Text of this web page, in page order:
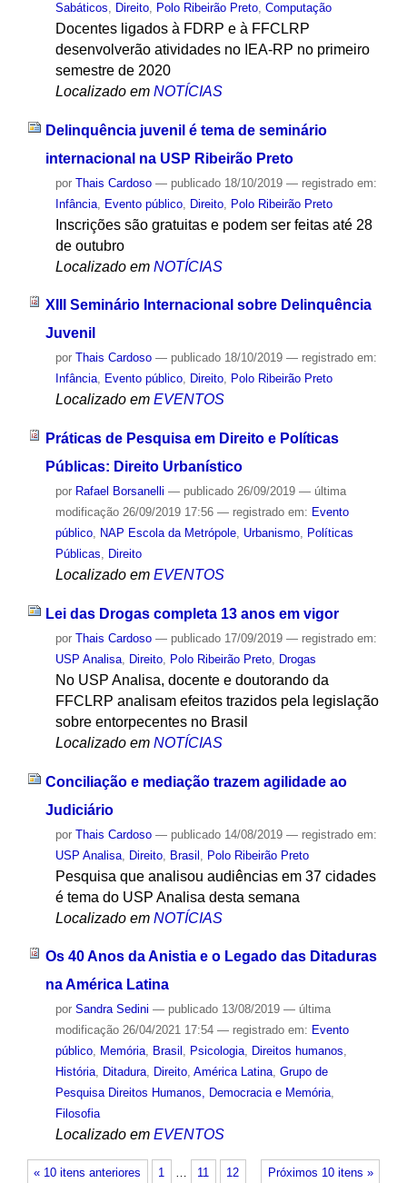
Sabáticos, Direito, Polo Ribeirão Preto, Computação
Docentes ligados à FDRP e à FFCLRP
desenvolverão atividades no IEA-RP no primeiro
semestre de 2020
Localizado em NOTÍCIAS
Delinquência juvenil é tema de seminário
internacional na USP Ribeirão Preto
por Thais Cardoso — publicado18/10/2019 — registrado em:
Infância, Evento público, Direito, Polo Ribeirão Preto
Inscrições são gratuitas e podem ser feitas até 28
de outubro
Localizado em NOTÍCIAS
XIII Seminário Internacional sobre Delinquência
Juvenil
por Thais Cardoso — publicado18/10/2019 — registrado em:
Infância, Evento público, Direito, Polo Ribeirão Preto
Localizado em EVENTOS
Práticas de Pesquisa em Direito e Políticas
Públicas: Direito Urbanístico
por Rafael Borsanelli — publicado26/09/2019 — última
modificação26/09/2019 17:56 — registrado em: Evento
público, NAP Escola da Metrópole, Urbanismo, Políticas
Públicas, Direito
Localizado em EVENTOS
Lei das Drogas completa 13 anos em vigor
por Thais Cardoso — publicado17/09/2019 — registrado em:
USP Analisa, Direito, Polo Ribeirão Preto, Drogas
No USP Analisa, docente e doutorando da
FFCLRP analisam efeitos trazidos pela legislação
sobre entorpecentes no Brasil
Localizado em NOTÍCIAS
Conciliação e mediação trazem agilidade ao
Judiciário
por Thais Cardoso — publicado14/08/2019 — registrado em:
USP Analisa, Direito, Brasil Polo Ribeirão Preto
Pesquisa que analisou audiências em 37 cidades
é tema do USP Analisa desta semana
Localizado em NOTÍCIAS
Os 40 Anos da Anistia e o Legado das Ditaduras
na América Latina
por Sandra Sedini — publicado13/08/2019 — última
modificação26/04/2021 17:54 — registrado em: Evento
público, Memória, Brasil , Psicologia, Direitos humanos,
História, Ditadura, Direito, América Latina, Grupo de
Pesquisa Direitos Humanos, Democracia e Memória,
Filosofia
Localizado em EVENTOS
« 10 itens anteriores Próximos 10 itens »
1 … 11 12